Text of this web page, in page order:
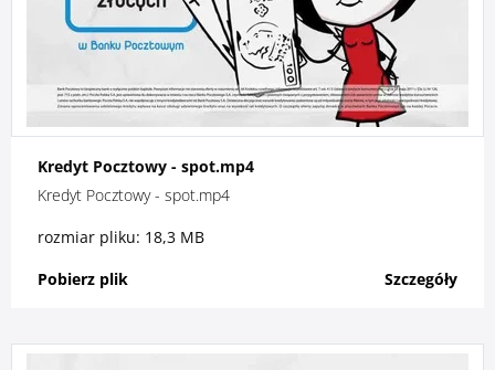
Kredyt Pocztowy - spot.mp4
Kredyt Pocztowy - spot.mp4
rozmiar pliku: 18,3 MB
Pobierz plik
Szczegóły